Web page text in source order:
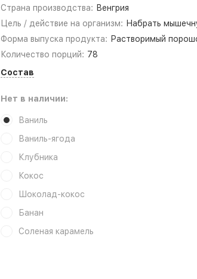
Страна производства: Венгрия
Цель / действие на организм: Набрать
Форма выпуска продукта: Растворимый
Количество порций: 78
Состав
Нет в наличии:
Ваниль
Ваниль-ягода
Клубника
Кокос
Шоколад-кокос
Банан
Соленая карамель